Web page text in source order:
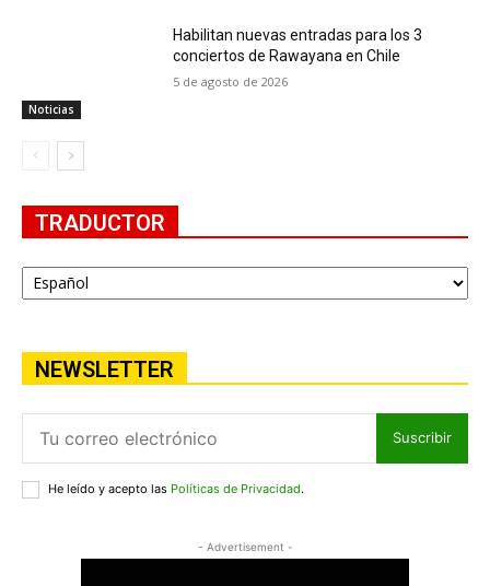
Noticias
Habilitan nuevas entradas para los 3
conciertos de Rawayana en Chile
5 de agosto de 2026
TRADUCTOR
NEWSLETTER
Suscribir
He leído y acepto las Políticas de Privacidad.
- Advertisement -